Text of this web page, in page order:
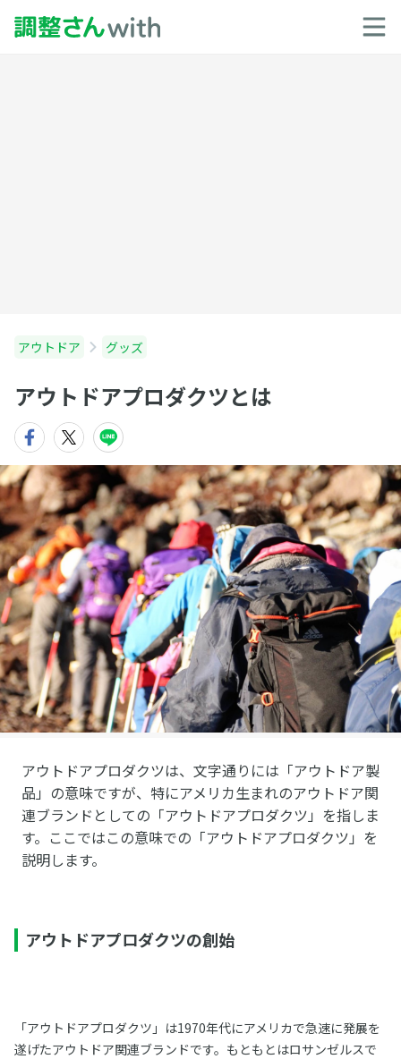
アウトドア グッズ
アウトドアプロダクツとは
アウトドアプロダクツは、文字通りには「アウトドア製
品」の意味ですが、特にアメリカ生まれのアウトドア関
連ブランドとしての「アウトドアプロダクツ」を指しま
す。ここではこの意味での「アウトドアプロダクツ」を
説明します。
アウトドアプロダクツの創始
「アウトドアプロダクツ」は1970年代にアメリカで急速に発展を
遂げたアウトドア関連ブランドです。もともとはロサンゼルスで